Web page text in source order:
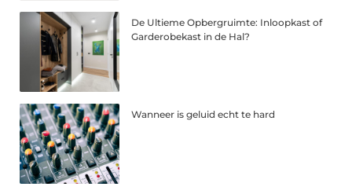
De Ultieme Opbergruimte: Inloopkast of
Garderobekast in de Hal?
Wanneer is geluid echt te hard